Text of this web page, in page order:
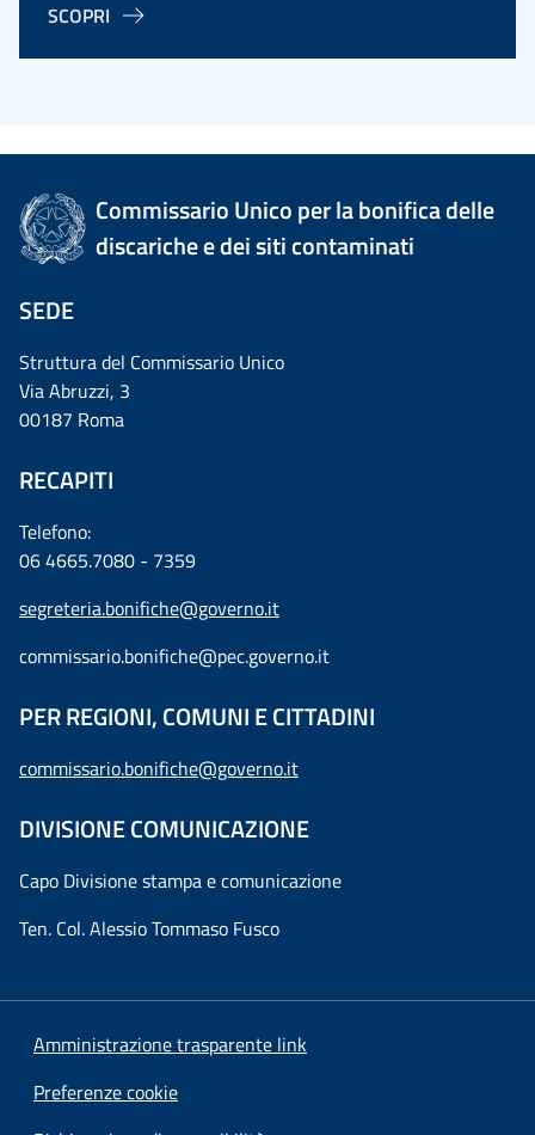
SCOPRI
Commissario Unico per la bonifica delle
discariche e dei siti contaminati
SEDE
Struttura del Commissario Unico
Via Abruzzi, 3
00187 Roma
RECAPITI
Telefono:
06 4665.7080 - 7359
segreteria.bonifiche@governo.it
commissario.bonifiche@pec.governo.it
PER REGIONI, COMUNI E CITTADINI
commissario.bonifiche@governo.it
DIVISIONE COMUNICAZIONE
Capo Divisione stampa e comunicazione
Ten. Col. Alessio Tommaso Fusco
Amministrazione trasparente link
Preferenze cookie